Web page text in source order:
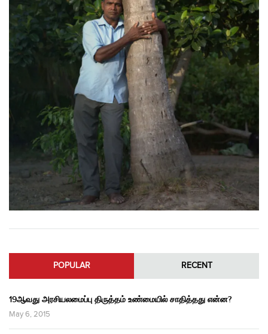
POPULAR RECENT
19ஆவது அரசியலமைப்பு திருத்தம் உண்மையில் சாதித்தது என்ன?
May 6, 2015